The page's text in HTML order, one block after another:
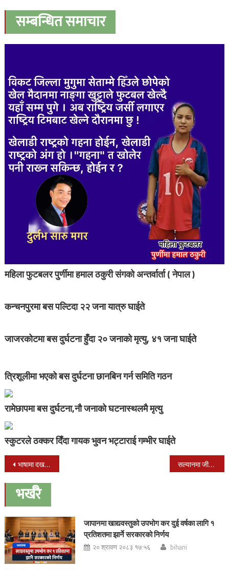
सम्बन्धित समाचार
महिला फुटबलर पुर्णीमा हमाल ठकुरी संगको अन्तर्वार्ता ( नेपाल )
कन्चनपुरमा बस पल्टिदा २२ जना यात्रु घाईते
जाजरकोटमा बस दुर्घटना हुँदा २० जनाको मृत्यु, ४१ जना घाईते
त्रिशूलीमा भएको बस दुर्घटना छानबिन गर्न समिति गठन
रामेछापमा बस दुर्घटना,नौ जनाको घटनास्थलमै मृत्यु
स्कुटरले ठक्कर दिँदा गायक भुवन भट्टाराई गम्भीर घाईते
Post
navigation
भाषामा दखल नहुदा हिसिलाले माफी मागिन् सल्यानमा जीप दुर्घटना हुँदा नौ जना घाइते
भर्खरै
जापानमा खाद्यवस्तुको उपभोग कर दुई वर्षका लागि १
प्रतिशतमा झार्ने सरकारको निर्णय
२० श्रावण २०८३ १७:५६ bihani